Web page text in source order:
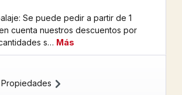
Se puede pedir a partir de 1
cuenta nuestros descuentos por
s… Más
Propiedades